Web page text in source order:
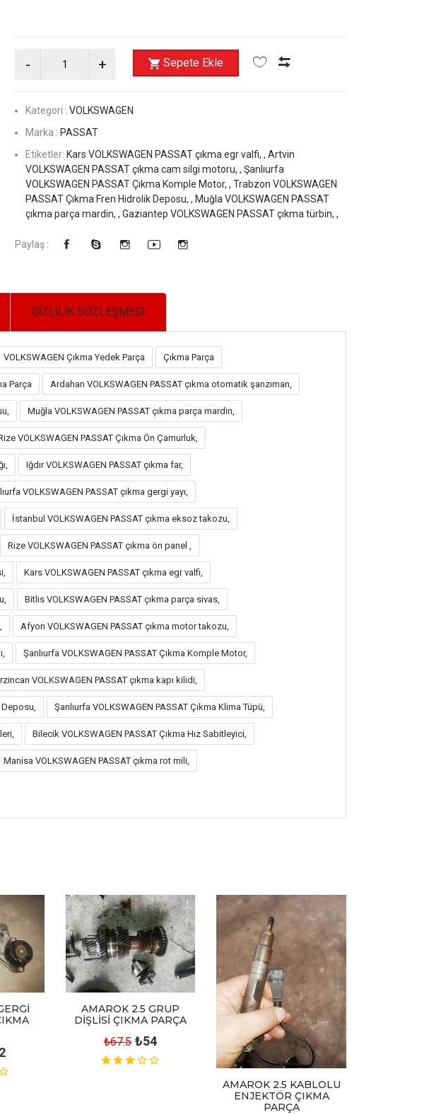
Sepete Ekle
Kategori :VOLKSWAGEN
Marka : PASSAT
Etiketler: Kars VOLKSWAGEN PASSAT çıkma egr valfi, ,Artvin
VOLKSWAGEN PASSAT çıkma cam silgi motoru, ,Şanlıurfa
VOLKSWAGEN PASSAT Çıkma Komple Motor, ,Trabzon VOLKSWAGEN
PASSAT Çıkma Fren Hidrolik Deposu, , Muğla VOLKSWAGEN PASSAT
çıkma parça mardin, ,Gaziantep VOLKSWAGEN PASSAT çıkma türbin, ,
Paylaş :
GİZLİLİK SÖZLEŞMESİ
VOLKSWAGEN Çıkma Yedek Parça Çıkma Parça
Parça Ardahan VOLKSWAGEN PASSAT çıkma otomatik şanzıman,
Muğla VOLKSWAGEN PASSAT çıkma parça mardin,
VOLKSWAGEN PASSAT Çıkma Ön Çamurluk,
Iğdır VOLKSWAGEN PASSAT çıkma far,
VOLKSWAGEN PASSAT çıkma gergi yayı,
İstanbul VOLKSWAGEN PASSAT çıkma eksoz takozu,
Rize VOLKSWAGEN PASSAT çıkma ön panel ,
Kars VOLKSWAGEN PASSAT çıkma egr valfi,
Bitlis VOLKSWAGEN PASSAT çıkma parça sivas,
Afyon VOLKSWAGEN PASSAT çıkma motor takozu,
Şanlıurfa VOLKSWAGEN PASSAT Çıkma Komple Motor,
VOLKSWAGEN PASSAT çıkma kapı kilidi,
Deposu, Şanlıurfa VOLKSWAGEN PASSAT Çıkma Klima Tüpü,
Bilecik VOLKSWAGEN PASSAT Çıkma Hız Sabitleyici,
Manisa VOLKSWAGEN PASSAT çıkma rot mili,
AMAROK 2.5 GRUP
DİŞLİSİ ÇIKMA PARÇA
₺67.5 ₺54
AMAROK 2.5 KABLOLU
ENJEKTÖR ÇIKMA
PARÇA